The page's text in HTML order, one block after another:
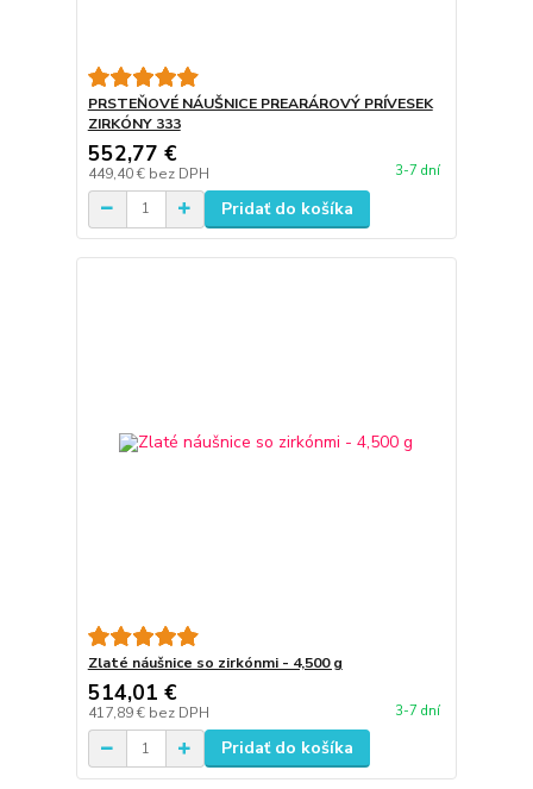
PRSTEŇOVÉ NÁUŠNICE PREARÁROVÝ PRÍVESEK
ZIRKÓNY 333
552,77 €
449,40 € bez DPH 3-7 dní
Pridať do košíka
Zlaté náušnice so zirkónmi - 4,500 g
514,01 €
417,89 € bez DPH 3-7 dní
Pridať do košíka